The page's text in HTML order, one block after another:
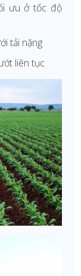
ưu ở tốc độ
tải nặng
liên tục